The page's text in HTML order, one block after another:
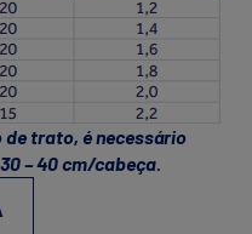
de trato, é necessário
– 40 cm/cabeça.